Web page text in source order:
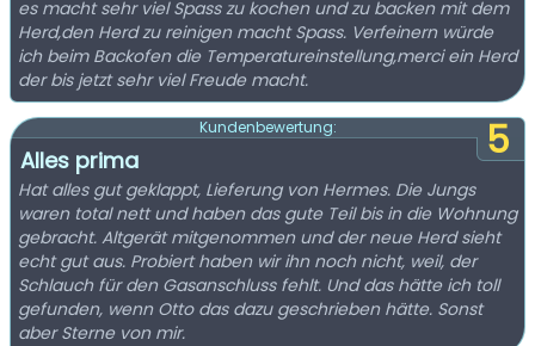
es macht sehr viel Spass zu kochen und zu backen mit dem
Herd,den Herd zu reinigen macht Spass. Verfeinern würde
ich beim Backofen die Temperatureinstellung,merci ein Herd
der bis jetzt sehr viel Freude macht.
5
Kundenbewertung:
Alles prima
Hat alles gut geklappt, Lieferung von Hermes. Die Jungs
waren total nett und haben das gute Teil bis in die Wohnung
gebracht. Altgerät mitgenommen und der neue Herd sieht
echt gut aus. Probiert haben wir ihn noch nicht, weil, der
Schlauch für den Gasanschluss fehlt. Und das hätte ich toll
gefunden, wenn Otto das dazu geschrieben hätte. Sonst
aber Sterne von mir.